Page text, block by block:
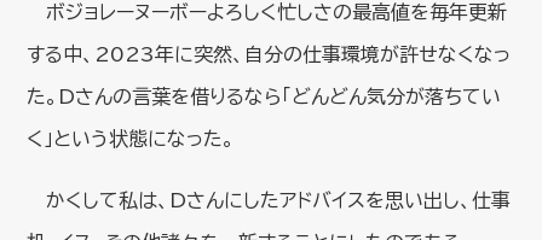
ボジョレーヌーボーよろしく忙しさの最高値を毎年更新
する中、2023年に突然、自分の仕事環境が許せなくなっ
た。Dさんの言葉を借りるなら「どんどん気分が落ちてい
く」という状態になった。
かくして私は、Dさんにしたアドバイスを思い出し、仕事